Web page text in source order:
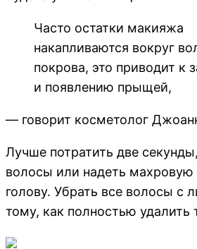
Часто остатки макияжа
накапливаются вокруг
покрова, это приводит к
и появлению прыщей,
— говорит косметолог
Лучше потратить две
волосы или надеть махровую
голову. Убрать все волосы с
тому, как полностью удалить